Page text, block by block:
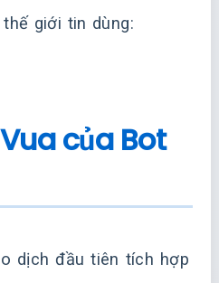
giới tin dùng:
của Bot
dịch đầu tiên tích hợp